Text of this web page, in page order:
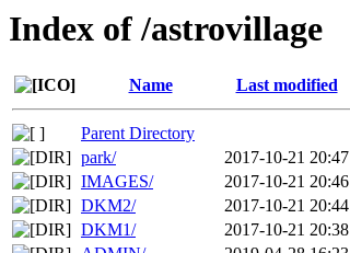
Index of /astrovillage
Name Last modified
Parent Directory
park/
2017-10-21 20:47
IMAGES/
2017-10-21 20:46
DKM2/
2017-10-21 20:44
DKM1/
2017-10-21 20:38